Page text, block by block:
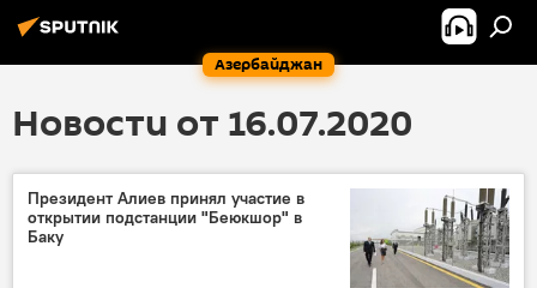
Азербайджан
Новости от 16.07.2020
Президент Алиев принял участие в
открытии подстанции "Беюкшор" в
Баку